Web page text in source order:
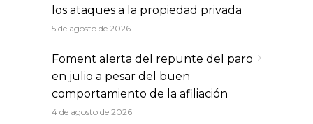
los ataques a la propiedad privada
5 de agosto de 2026
Foment alerta del repunte del paro
en julio a pesar del buen
comportamiento de la afiliación
4 de agosto de 2026